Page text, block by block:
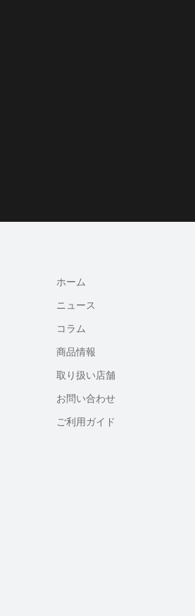
ホーム
ニュース
コラム
商品情報
取り扱い店舗
お問い合わせ
ご利用ガイド